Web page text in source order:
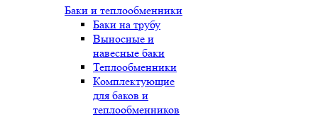
Баки и теплообменники
Баки на трубу
Выносные и
навесные баки
Теплообменники
Комплектующие
для баков и
теплообменников